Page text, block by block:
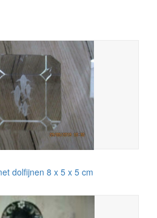
dolfijnen 8 x 5 x 5 cm